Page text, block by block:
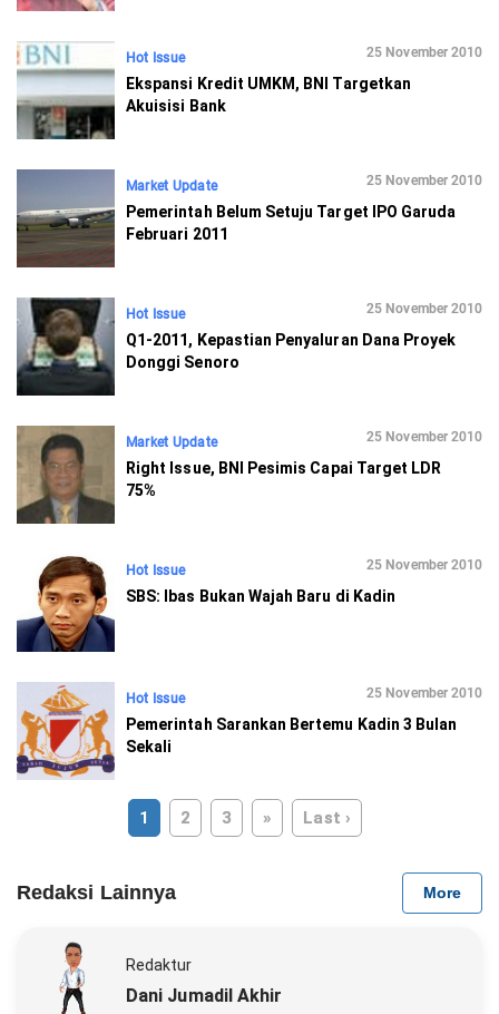
Hot Issue 25 November 2010
Ekspansi Kredit UMKM, BNI Targetkan
Akuisisi Bank
Market Update 25 November 2010
Pemerintah Belum Setuju Target IPO Garuda
Februari 2011
Hot Issue 25 November 2010
Q1-2011, Kepastian Penyaluran Dana Proyek
Donggi Senoro
Market Update 25 November 2010
Right Issue, BNI Pesimis Capai Target LDR
75%
Hot Issue 25 November 2010
SBS: Ibas Bukan Wajah Baru di Kadin
Hot Issue 25 November 2010
Pemerintah Sarankan Bertemu Kadin 3 Bulan
Sekali
1 2 3 » Last ›
Redaksi Lainnya More
Redaktur
Dani Jumadil Akhir